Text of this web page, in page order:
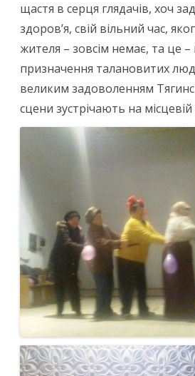
щастя в серця глядачів, хоч
здоров’я, свій вільний час,
жителя – зовсім немає, та це –
призначення талановитих
великим задоволенням
сцени зустрічають на